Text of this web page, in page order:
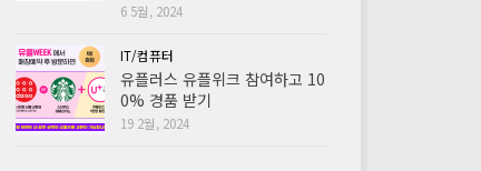
6 5월, 2024
IT/컴퓨터
유플러스 유플위크 참여하고 10
0% 경품 받기
19 2월, 2024